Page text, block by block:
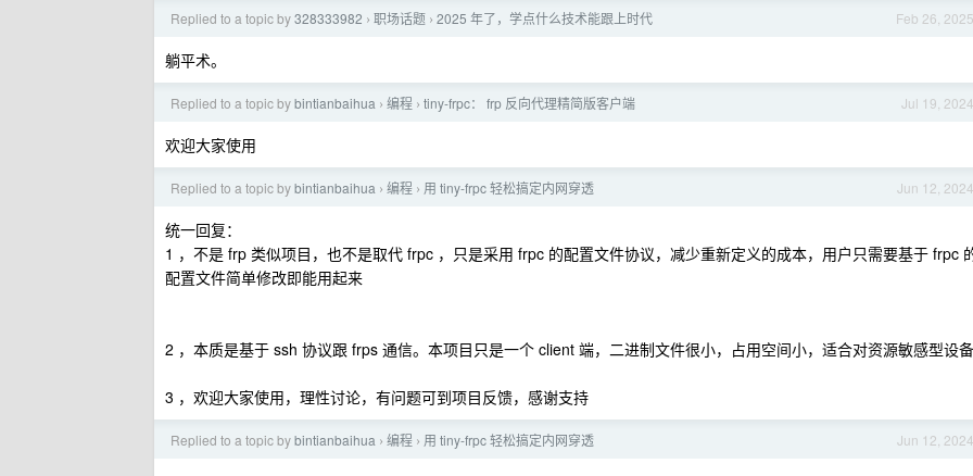
Feb 26, 2025
Replied to a topic by328333982 › 职场话题 › 2025 年了，学点什么技术能跟上时代
躺平术。
Jul 19, 2024
Replied to a topic bybintianbaihua › 编程 › tiny-frpc： frp 反向代理精简版客户端
欢迎大家使用
Jun 12, 2024
Replied to a topic bybintianbaihua › 编程 › 用 tiny-frpc 轻松搞定内网穿透
统一回复：
1 ，不是 frp 类似项目，也不是取代 frpc ，只是采用 frpc 的配置文件协议，减少重新定义的成本，用户只需要基于 frpc
配置文件简单修改即能用起来
2 ，本质是基于 ssh 协议跟 frps 通信。本项目只是一个 client 端，二进制文件很小，占用空间小，适合对资源敏感型设备
3 ，欢迎大家使用，理性讨论，有问题可到项目反馈，感谢支持
Jun 12, 2024
Replied to a topic bybintianbaihua › 编程 › 用 tiny-frpc 轻松搞定内网穿透